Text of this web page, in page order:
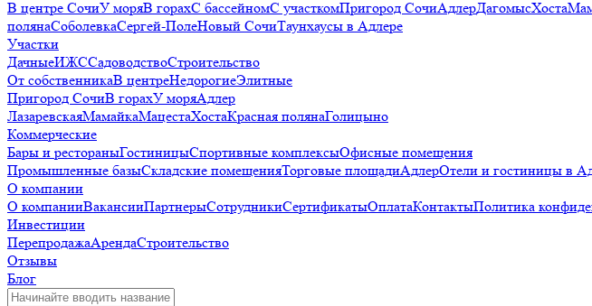
В центре СочиУ моряВ горахС бассейномС участкомПригород СочиАдлерДагомысХоста
полянаСоболевкаСергей-ПолеНовый СочиТаунхаусы в Адлере
Участки
ДачныеИЖССадоводствоСтроительство
От собственникаВ центреНедорогиеЭлитные
Пригород СочиВ горахУ моряАдлер
ЛазаревскаяМамайкаМацестаХостаКрасная полянаГолицыно
Коммерческие
Бары и рестораныГостиницыСпортивные комплексыОфисные помещения
Промышленные базыСкладские помещенияТорговые площадиАдлерОтели и гостиницы в
О компании
О компанииВакансииПартнерыСотрудникиСертификатыОплатаКонтактыПолитика
Инвестиции
ПерепродажаАрендаСтроительство
Отзывы
Блог